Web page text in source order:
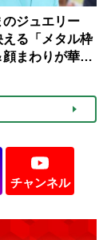
のジュエリー
る「メタル枠
まわりが華や
粒」の使い分
チャンネル